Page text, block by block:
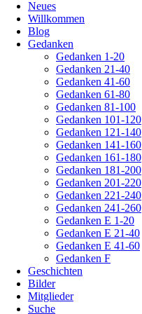
überspringen
Neues
Willkommen
Blog
Gedanken
Gedanken 1-20
Gedanken 21-40
Gedanken 41-60
Gedanken 61-80
Gedanken 81-100
Gedanken 101-120
Gedanken 121-140
Gedanken 141-160
Gedanken 161-180
Gedanken 181-200
Gedanken 201-220
Gedanken 221-240
Gedanken 241-260
Gedanken E 1-20
Gedanken E 21-40
Gedanken E 41-60
Gedanken F
Geschichten
Bilder
Mitglieder
Suche